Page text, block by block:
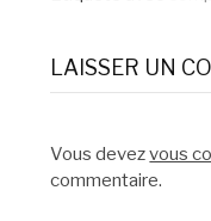
LAISSER UN
Vous devezvous
commentaire.